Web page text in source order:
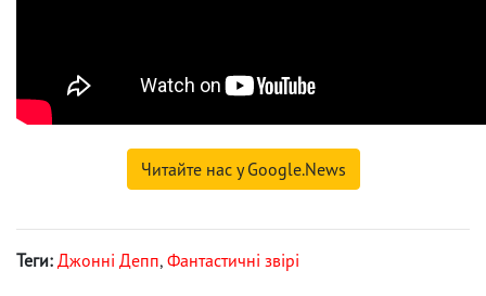
Читайте нас у Google.News
Теги: Джонні Депп, Фантастичні звірі